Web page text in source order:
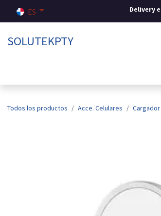
ES Delivery
SOLUTEKPTY
Todos los productos Acce. Celulares